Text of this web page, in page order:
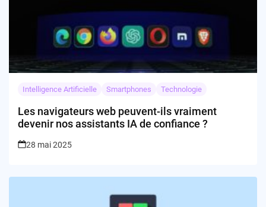
Intelligence Artificielle Smartphones Technologie
Les navigateurs web peuvent-ils vraiment
devenir nos assistants IA de confiance ?
28 mai 2025